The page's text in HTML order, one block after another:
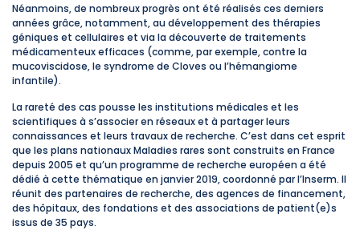
Néanmoins, de nombreux progrès ont été réalisés ces derniers
années grâce, notamment, au développement des thérapies
géniques et cellulaires et via la découverte de traitements
médicamenteux efficaces (comme, par exemple, contre la
mucoviscidose, le syndrome de Cloves ou l’hémangiome
infantile).
La rareté des cas pousse les institutions médicales et les
scientifiques à s’associer en réseaux et à partager leurs
connaissances et leurs travaux de recherche. C’est dans cet esprit
que les plans nationaux Maladies rares sont construits en France
depuis 2005 et qu’un programme de recherche européen a été
dédié à cette thématique en janvier 2019, coordonné par l’Inserm. Il
réunit des partenaires de recherche, des agences de financement,
des hôpitaux, des fondations et des associations de patient(e)s
issus de 35 pays.